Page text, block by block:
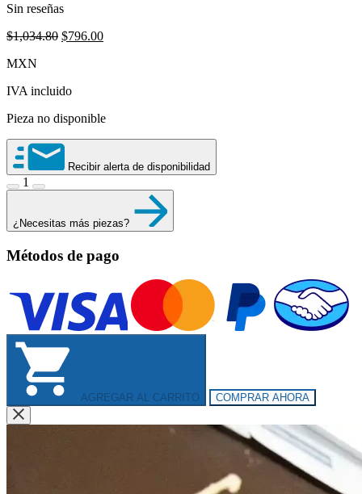
Sin reseñas
$1,034.80 Original
$796.00Current
MXN
IVA incluido
Pieza no disponible
Recibir alerta de disponibilidad
1
¿Necesitas más piezas?
Métodos de pago
AGREGAR AL CARRITO COMPRAR AHORA